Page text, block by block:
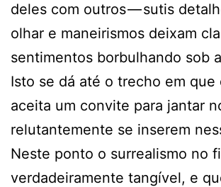
deles com outros — sutis
olhar e maneirismos deixam
sentimentos borbulhando sob
Isto se dá até o trecho em que
aceita um convite para jantar
relutantemente se inserem
Neste ponto o surrealismo no
verdadeiramente tangível, e